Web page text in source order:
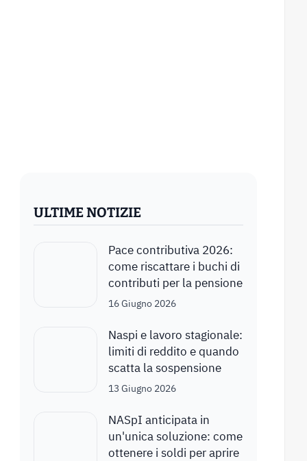
ULTIME NOTIZIE
Pace contributiva 2026:
come riscattare i buchi di
contributi per la pensione
16 Giugno 2026
Naspi e lavoro stagionale:
limiti di reddito e quando
scatta la sospensione
13 Giugno 2026
NASpI anticipata in
un'unica soluzione: come
ottenere i soldi per aprire